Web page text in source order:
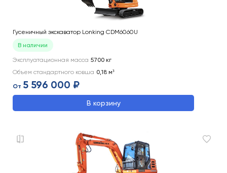
Гусеничный экскаватор Lonking CDM6060U
В наличии
Эксплуатационная масса 5700 кг
Объем стандартного ковша 0,18 м³
От 5 596 000 ₽
В корзину